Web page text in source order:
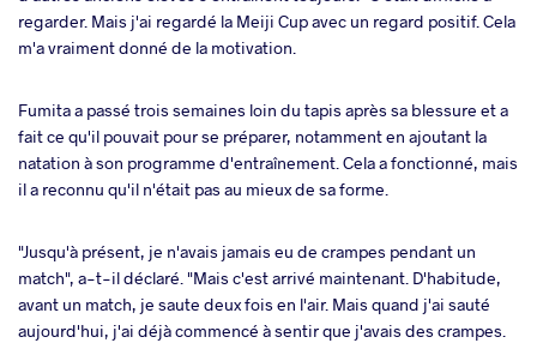
regarder. Mais j'ai regardé la Meiji Cup avec un regard positif. Cela
m'a vraiment donné de la motivation.
Fumita a passé trois semaines loin du tapis après sa blessure et a
fait ce qu'il pouvait pour se préparer, notamment en ajoutant la
natation à son programme d'entraînement. Cela a fonctionné, mais
il a reconnu qu'il n'était pas au mieux de sa forme.
"Jusqu'à présent, je n'avais jamais eu de crampes pendant un
match", a-t-il déclaré. "Mais c'est arrivé maintenant. D'habitude,
avant un match, je saute deux fois en l'air. Mais quand j'ai sauté
aujourd'hui, j'ai déjà commencé à sentir que j'avais des crampes.